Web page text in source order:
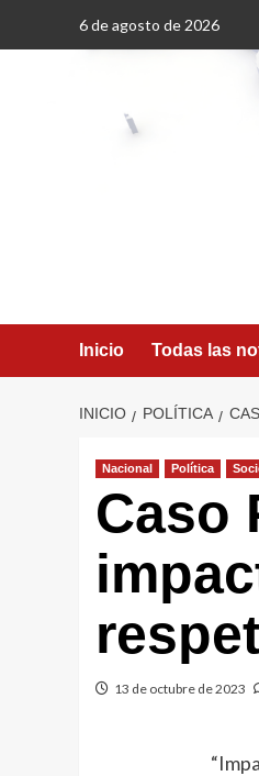
6 de agosto de 2026
Inicio Todas las
INICIO POLÍTICA
Nacional Política
Caso
13 de octubre de 2023